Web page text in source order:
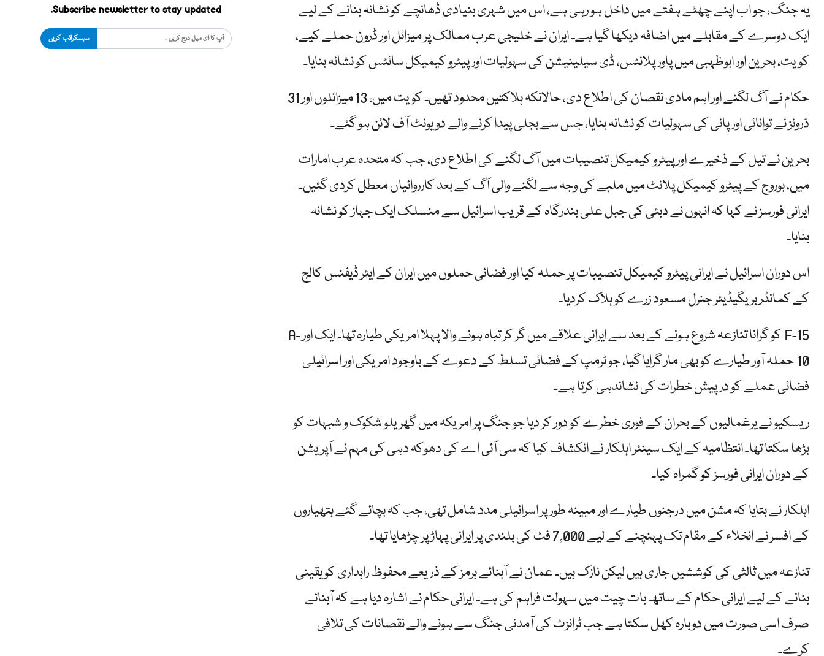
یہ جنگ، جو اب اپنے چھٹے ہفتے میں داخل ہو رہی ہے، اس میں شہری بنیادی ڈھانچے کو نشانہ بنانے کے لیے
ایک دوسرے کے مقابلے میں اضافہ دیکھا گیا ہے۔ ایران نے خلیجی عرب ممالک پر میزائل اور ڈرون حملے کیے،
کویت، بحرین اور ابوظہبی میں پاور پلانٹس، ڈی سیلینیشن کی سہولیات اور پیٹرو کیمیکل سائٹس کو نشانہ بنایا۔
حکام نے آگ لگنے اور اہم مادی نقصان کی اطلاع دی، حالانکہ ہلاکتیں محدود تھیں۔ کویت میں، 13 میزائلوں اور 31
ڈرونز نے توانائی اور پانی کی سہولیات کو نشانہ بنایا، جس سے بجلی پیدا کرنے والے دو یونٹ آف لائن ہو گئے۔
بحرین نے تیل کے ذخیرے اور پیٹرو کیمیکل تنصیبات میں آگ لگنے کی اطلاع دی، جب کہ متحدہ عرب امارات
میں، بوروج کے پیٹرو کیمیکل پلانٹ میں ملبے کی وجہ سے لگنے والی آگ کے بعد کارروائیاں معطل کردی گئیں۔
ایرانی فورسز نے کہا کہ انہوں نے دبئی کی جبل علی بندرگاہ کے قریب اسرائیل سے منسلک ایک جہاز کو نشانہ
بنایا۔
اس دوران اسرائیل نے ایرانی پیٹرو کیمیکل تنصیبات پر حملہ کیا اور فضائی حملوں میں ایران کے ایئر ڈیفنس کالج
کے کمانڈر بریگیڈیئر جنرل مسعود زرے کو ہلاک کردیا۔
F-15 کو گرانا تنازعہ شروع ہونے کے بعد سے ایرانی علاقے میں گر کر تباہ ہونے والا پہلا امریکی طیارہ تھا۔ ایک اور A-
10 حملہ آور طیارے کو بھی مار گرایا گیا، جو ٹرمپ کے فضائی تسلط کے دعوے کے باوجود امریکی اور اسرائیلی
فضائی عملے کو درپیش خطرات کی نشاندہی کرتا ہے۔
ریسکیو نے یرغمالیوں کے بحران کے فوری خطرے کو دور کر دیا جو جنگ پر امریکہ میں گھریلو شکوک و شبہات کو
بڑھا سکتا تھا۔ انتظامیہ کے ایک سینئر اہلکار نے انکشاف کیا کہ سی آئی اے کی دھوکہ دہی کی مہم نے آپریشن
کے دوران ایرانی فورسز کو گمراہ کیا۔
اہلکار نے بتایا کہ مشن میں درجنوں طیارے اور مبینہ طور پر اسرائیلی مدد شامل تھی، جب کہ بچائے گئے ہتھیاروں
کے افسر نے انخلاء کے مقام تک پہنچنے کے لیے 7,000 فٹ کی بلندی پر ایرانی پہاڑ پر چڑھایا تھا۔
تنازعہ میں ثالثی کی کوششیں جاری ہیں لیکن نازک ہیں۔ عمان نے آبنائے ہرمز کے ذریعے محفوظ راہداری کو یقینی
بنانے کے لیے ایرانی حکام کے ساتھ بات چیت میں سہولت فراہم کی ہے۔ ایرانی حکام نے اشارہ دیا ہے کہ آبنائے
صرف اسی صورت میں دوبارہ کھل سکتا ہے جب ٹرانزٹ کی آمدنی جنگ سے ہونے والے نقصانات کی تلافی
کرے۔
Subscribe newsletter to stay updated.
سبسکرائب کریں